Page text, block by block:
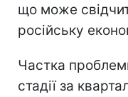
що може
російську
Частка
стадії за